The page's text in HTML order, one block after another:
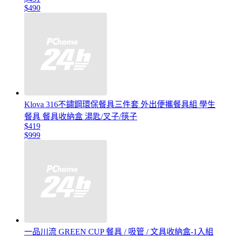
$490
Klova 316不鏽鋼環保餐具三件套 外出便攜餐具組 學生
餐具 餐具收納盒 湯匙/叉子/筷子
$419
$999
一品川流 GREEN CUP 餐具 / 吸管 / 文具收納盒-1入組